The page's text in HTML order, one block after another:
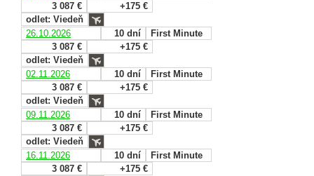
3 087 €
+175 €
odlet: Viedeň
26.10.2026
10 dní
First Minute
3 087 €
+175 €
odlet: Viedeň
02.11.2026
10 dní
First Minute
3 087 €
+175 €
odlet: Viedeň
09.11.2026
10 dní
First Minute
3 087 €
+175 €
odlet: Viedeň
16.11.2026
10 dní
First Minute
3 087 €
+175 €